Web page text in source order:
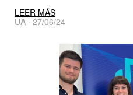
LEER MÁS
UA · 27/06/24